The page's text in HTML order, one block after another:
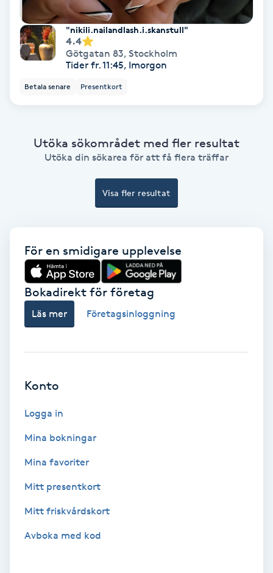
Tvätt & Fön
Vaxning
Vibrationsmassage
Vinyasa Yoga
Volymfransar
Vårtor
Yoga
Yoga Nidra
"nikili.nailandlash.i.skanstull"
4.4
Götgatan 83, Stockholm
Tider fr. 11:45, Imorgon
Betala senare Presentkort
Utöka sökområdet med fler resultat
Utöka din sökarea för att få flera träffar
Visa fler resultat
För en smidigare upplevelse
Bokadirekt för företag
Läs mer Företagsinloggning
Konto
Logga in
Mina bokningar
Mina favoriter
Mitt presentkort
Mitt friskvårdskort
Avboka med kod